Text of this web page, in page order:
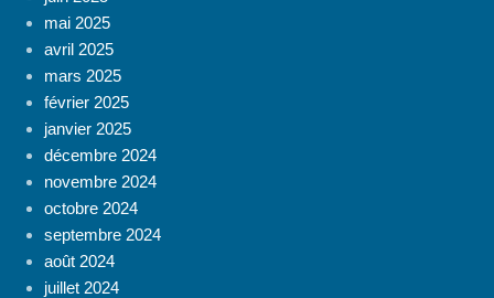
mai 2025
avril 2025
mars 2025
février 2025
janvier 2025
décembre 2024
novembre 2024
octobre 2024
septembre 2024
août 2024
juillet 2024